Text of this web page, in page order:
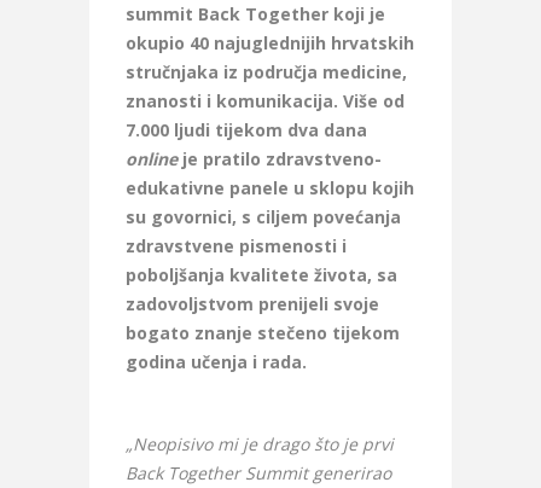
summit Back Together koji je
okupio 40 najuglednijih hrvatskih
stručnjaka iz područja medicine,
znanosti i komunikacija. Više od
7.000 ljudi tijekom dva dana
onlineje pratilo zdravstveno-
edukativne panele u sklopu kojih
su govornici, s ciljem povećanja
zdravstvene pismenosti i
poboljšanja kvalitete života, sa
zadovoljstvom prenijeli svoje
bogato znanje stečeno tijekom
godina učenja i rada.
„Neopisivo mi je drago što je prvi
Back Together Summit generirao